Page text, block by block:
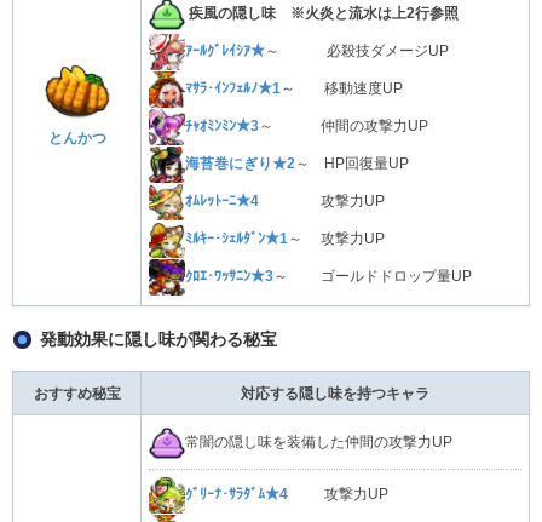
とんかつ
疾風の隠し味 ※火炎と流水は上2行参照
ｱｰﾙｸﾞﾚｲｼｱ★～ 必殺技ダメージUP
ﾏｻﾗ･ｲﾝﾌｪﾙﾉ★1 ～ 移動速度UP
ﾁｬｵﾐﾝﾐﾝ★3～ 仲間の攻撃力UP
海苔巻にぎり★2 ～ HP回復量UP
ｵﾑﾚｯﾄｰﾆ★4 攻撃力UP
ﾐﾙｷｰ･ｼｪﾙﾀﾞﾝ★1 ～ 攻撃力UP
ｸﾛｴ･ﾜｯｻﾆﾝ★3～ ゴールドドロップ量UP
発動効果に隠し味が関わる秘宝
おすすめ秘宝 対応する隠し味を持つキャラ
常闇の隠し味を装備した仲間の攻撃力UP
ｸﾞﾘｰﾅ･ｻﾗﾀﾞﾑ★4 攻撃力UP